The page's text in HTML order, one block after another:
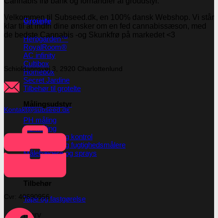
Grotelte
Herbgarden™
RoyalRoom®
AC infinity
Cultibox
Homebox
Secret Jardine
Tilbehør til grotelte
Målingsudstyr
PH måling
EC måling
Co2 måling og kontrol
Temperatur og fugtighedsmålere
Målebægere og sprays
Tilbehør
Tape og fastgørelse
Kurv
Velkommen til Subseed.dk, en 100% dansk Webshop. Vi står
klar til at indfri dine ønsker om en fed cannabissæson, med
de bedste Cannabis -og Skunkfrø på markedet <3
Schioldannsvej 3, 2920 Charlottenlund
Kontakt@subseed.dk
Cvr: 40690956